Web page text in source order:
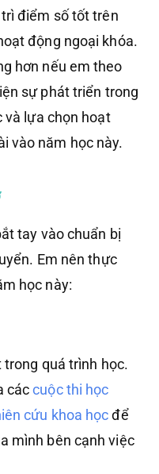
điểm số tốt trên
động ngoại khóa.
hơn nếu em theo
sự phát triển trong
và lựa chọn hoạt
vào năm học này.
tay vào chuẩn bị
Em nên thực
học này:
quá trình học.
cáccuộc thi học
cứu khoa họcđể
mình bên cạnh việc